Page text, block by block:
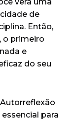
verá uma
de
Então,
o primeiro
e
do seu
para